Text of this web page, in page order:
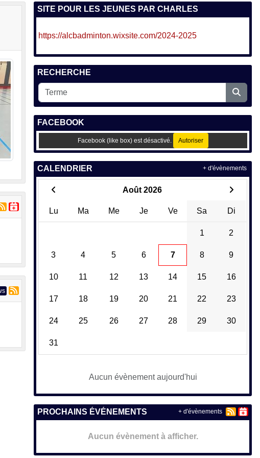
SITE POUR LES JEUNES PAR CHARLES
https://alcbadminton.wixsite.com/2024-2025
RECHERCHE
FACEBOOK
Facebook (like box) est désactivé. Autoriser
CALENDRIER
Août 2026
Lu Ma Me Je Ve Sa Di
1 2
3 4 5 6 7 8 9
10 11 12 13 14 15 16
17 18 19 20 21 22 23
24 25 26 27 28 29 30
31
Aucun évènement aujourd'hui
+ d'évènements
PROCHAINS ÉVÉNEMENTS
Aucun évènement à afficher.
+ d'évènements